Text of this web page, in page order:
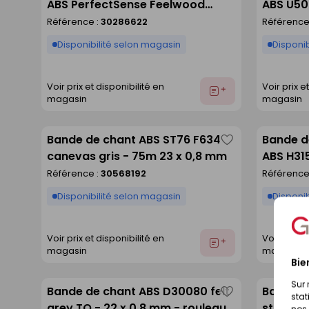
Sur
ABS PerfectSense Feelwood
U999 noir TM28 - 23x1mm
rouleau de 75m
Référence : 30286622
Disponibilité selon magasin
Voir prix et disponibilité en
magasin
Ajouter
commeABS
Voir prix
magasin
Bande de chant ABS ST76 F634
canevas gris - 75m 23 x 0,8 mm
Référence : 30568192
Disponibilité selon magasin
Voir prix et disponibilité en
magasin
Ajouter
Enregistrer
comme
Bande
ABS
ST19 -
Voir prix
magasin
Bande de chant ABS D30080 feltEnregistrerBande